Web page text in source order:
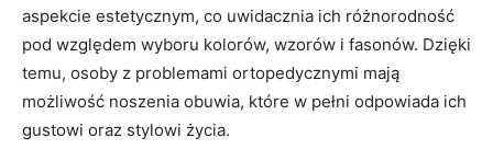
aspekcie estetycznym, co uwidacznia ich różnorodność
pod względem wyboru kolorów, wzorów i fasonów. Dzięki
temu, osoby z problemami ortopedycznymi mają
możliwość noszenia obuwia, które w pełni odpowiada ich
gustowi oraz stylowi życia.